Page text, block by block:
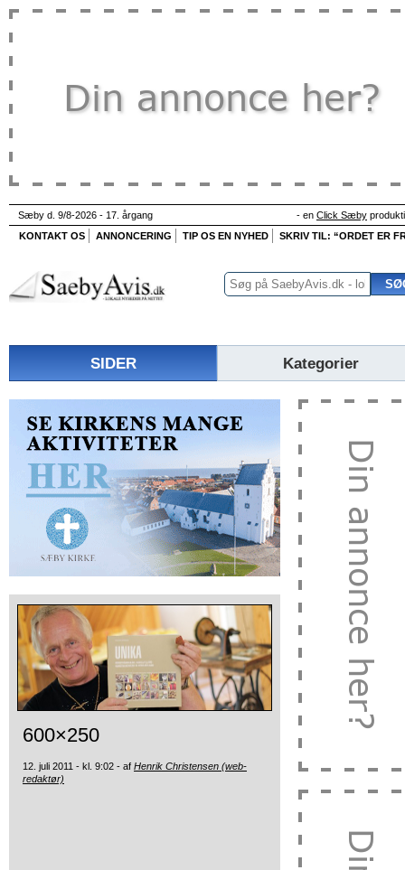
Sæby d. 9/8-2026 - 17. årgang - en Click Sæby
KONTAKT OS
ANNONCERING TIP OS EN NYHED SKRIV TIL: “ORDET ER
SIDER Kategorier
600×250
12. juli 2011 - kl. 9:02 - af Henrik Christensen (web-
redaktør)